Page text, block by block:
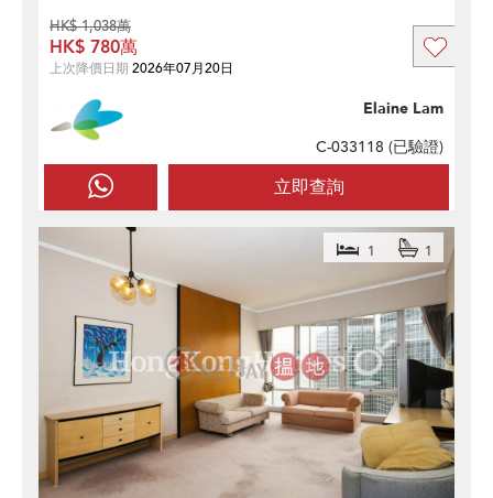
立即查詢
Elaine Lam
C-033118 (已驗證)
HK$ 1,038萬
HK$ 780萬
上次降價日期 2026年07月20日
1 1